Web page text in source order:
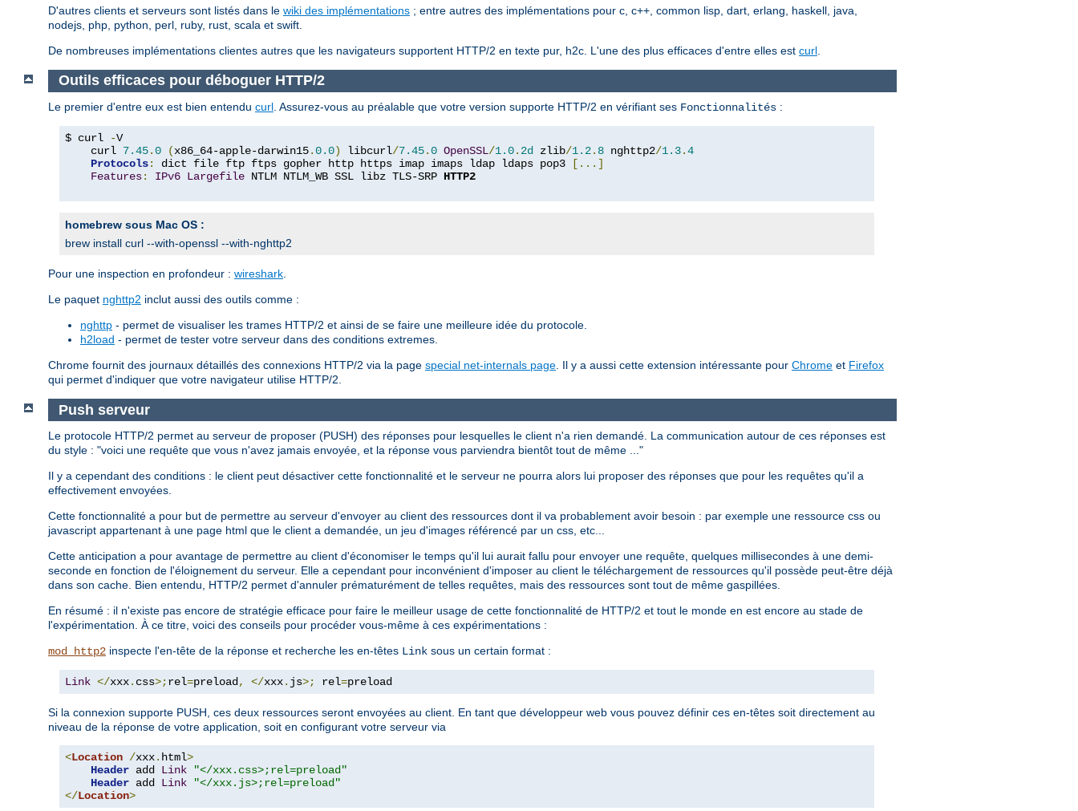
D'autres clients et serveurs sont listés dans le wiki des implémentations ; entre autres des implémentations pour c, c++, common lisp, dart, erlang, haskell, java,
nodejs, php, python, perl, ruby, rust, scala et swift.
De nombreuses implémentations clientes autres que les navigateurs supportent HTTP/2 en texte pur, h2c. L'une des plus efficaces d'entre elles est curl
Outils efficaces pour déboguer HTTP/2
Le premier d'entre eux est bien entendu curl . Assurez-vous au préalable que votre version supporte HTTP/2 en vérifiant ses Fonctionnalités :
$ curl -V
    curl
7.45.0 (x86_64-apple-darwin15.0.0) libcurl/7.45.0 OpenSSL/1.0. 2d zlib/1.2. 8 nghttp2/1.3.4
Protocols: dict file ftp ftps gopher http https imap imaps ldap ldaps pop3
[...]
Features: IPv6 Largefile NTLM NTLM_WB SSL libz TLS-SRP HTTP2
homebrew sous Mac OS :
brew install curl --with-openssl --with-nghttp2
Pour une inspection en profondeur : wireshark
Le paquet nghttp2 inclut aussi des outils comme :
nghttp - permet de visualiser les trames HTTP/2 et ainsi de se faire une meilleure idée du protocole.
h2load - permet de tester votre serveur dans des conditions extremes.
Chrome fournit des journaux détaillés des connexions HTTP/2 via la page special net-internals page . Il y a aussi cette extension intéressante pour Chrome et Firefox
qui permet d'indiquer que votre navigateur utilise HTTP/2.
Push serveur
Le protocole HTTP/2 permet au serveur de proposer (PUSH) des réponses pour lesquelles le client n'a rien demandé. La communication autour de ces réponses est
du style : "voici une requête que vous n'avez jamais envoyée, et la réponse vous parviendra bientôt tout de même ..."
Il y a cependant des conditions : le client peut désactiver cette fonctionnalité et le serveur ne pourra alors lui proposer des réponses que pour les requêtes qu'il a
effectivement envoyées.
Cette fonctionnalité a pour but de permettre au serveur d'envoyer au client des ressources dont il va probablement avoir besoin : par exemple une ressource css ou
javascript appartenant à une page html que le client a demandée, un jeu d'images référencé par un css, etc...
Cette anticipation a pour avantage de permettre au client d'économiser le temps qu'il lui aurait fallu pour envoyer une requête, quelques millisecondes à une demi-
seconde en fonction de l'éloignement du serveur. Elle a cependant pour inconvénient d'imposer au client le téléchargement de ressources qu'il possède peut-être déjà
dans son cache. Bien entendu, HTTP/2 permet d'annuler prématurément de telles requêtes, mais des ressources sont tout de même gaspillées.
En résumé : il n'existe pas encore de stratégie efficace pour faire le meilleur usage de cette fonctionnalité de HTTP/2 et tout le monde en est encore au stade de
l'expérimentation. À ce titre, voici des conseils pour procéder vous-même à ces expérimentations :
mod_http2 inspecte l'en-tête de la réponse et recherche les en-têtes Link sous un certain format :
Link </xxx. css>;rel=preload, </xxx. js>; rel=preload
Si la connexion supporte PUSH, ces deux ressources seront envoyées au client. En tant que développeur web vous pouvez définir ces en-têtes soit directement au
niveau de la réponse de votre application, soit en configurant votre serveur via
<Location /xxx. html>
Header add Link
"</xxx.css>;rel=preload"
Header add Link
"</xxx.js>;rel=preload"
</Location>